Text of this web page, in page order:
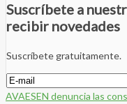
Suscríbete a
recibir novedades
Suscríbete gratuitamente.
AVAESEN denuncia las